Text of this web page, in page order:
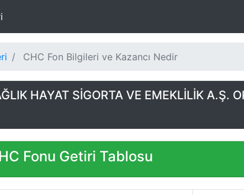
CHC Fon Bilgileri ve Kazancı Nedir
HAYAT SİGORTA VE EMEKLİLİK A.Ş.
Fonu Getiri Tablosu